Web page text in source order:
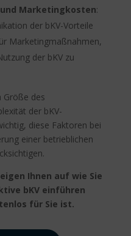
Marketingkosten:
der bKV-Vorteile
Marketingmaßnahmen,
der bKV zu
Größe des
der bKV-
diese Faktoren bei
einer betrieblichen
Ihnen auf wie Sie
bKV einführen
für Sie ist.